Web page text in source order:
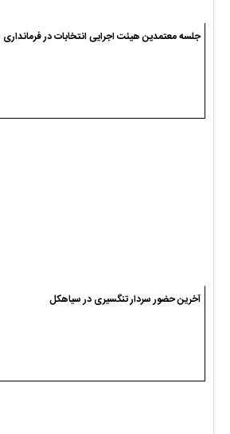
جلسه معتمدین هیئت اجرایی انتخابات در
آخرین حضور سردار تنگسیری در سیاهکل